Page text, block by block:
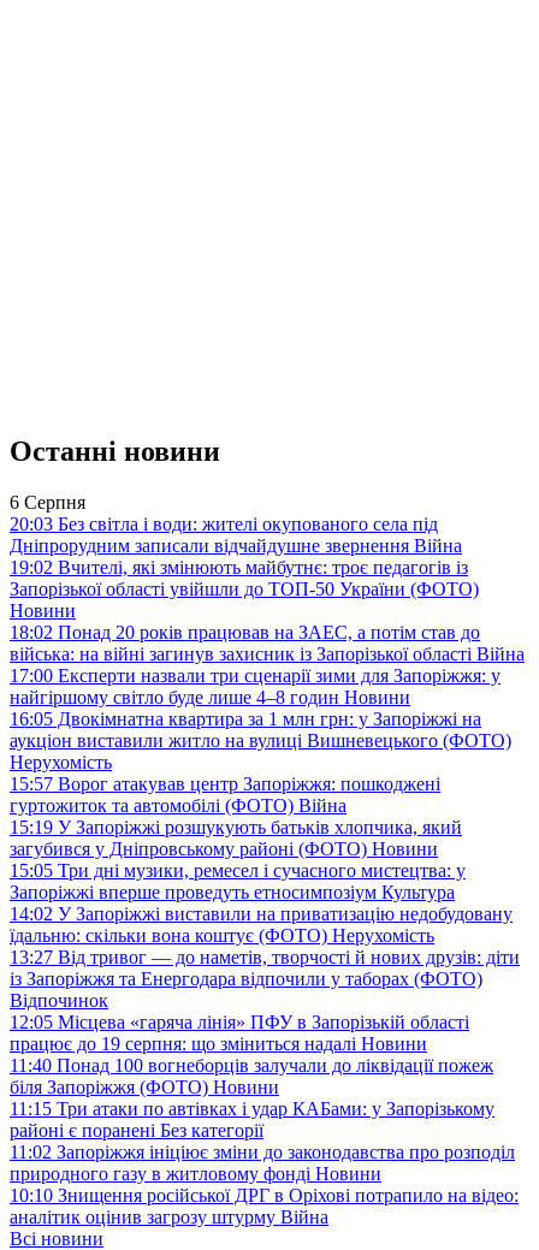
Останні новини
6 Серпня
20:03 Без світла і води: жителі окупованого села під
Дніпрорудним записали відчайдушне звернення Війна
19:02 Вчителі, які змінюють майбутнє: троє педагогів із
Запорізької області увійшли до ТОП-50 України (ФОТО)
Новини
18:02 Понад 20 років працював на ЗАЕС, а потім став до
війська: на війні загинув захисник із Запорізької області Війна
17:00 Експерти назвали три сценарії зими для Запоріжжя: у
найгіршому світло буде лише 4–8 годин Новини
16:05 Двокімнатна квартира за 1 млн грн: у Запоріжжі на
аукціон виставили житло на вулиці Вишневецького (ФОТО)
Нерухомість
15:57 Ворог атакував центр Запоріжжя: пошкоджені
гуртожиток та автомобілі (ФОТО) Війна
15:19 У Запоріжжі розшукують батьків хлопчика, який
загубився у Дніпровському районі (ФОТО) Новини
15:05 Три дні музики, ремесел і сучасного мистецтва: у
Запоріжжі вперше проведуть етносимпозіум Культура
14:02 У Запоріжжі виставили на приватизацію недобудовану
їдальню: скільки вона коштує (ФОТО) Нерухомість
13:27 Від тривог — до наметів, творчості й нових друзів: діти
із Запоріжжя та Енергодара відпочили у таборах (ФОТО)
Відпочинок
12:05 Місцева «гаряча лінія» ПФУ в Запорізькій області
працює до 19 серпня: що зміниться надалі Новини
11:40 Понад 100 вогнеборців залучали до ліквідації пожеж
біля Запоріжжя (ФОТО) Новини
11:15 Три атаки по автівках і удар КАБами: у Запорізькому
районі є поранені Без категорії
11:02 Запоріжжя ініціює зміни до законодавства про розподіл
природного газу в житловому фонді Новини
10:10 Знищення російської ДРГ в Оріхові потрапило на відео:
аналітик оцінив загрозу штурму Війна
Всі новини